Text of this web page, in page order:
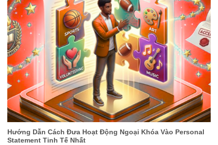
Hướng Dẫn Cách Đưa Hoạt Động Ngoại Khóa Vào Personal
Statement Tinh Tế Nhất